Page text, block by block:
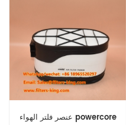
عنصر فلتر الهواء powercore